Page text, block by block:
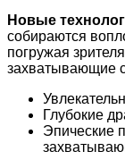
Новые
собираются
погружая
захватывающие
Глубокие
Эпические